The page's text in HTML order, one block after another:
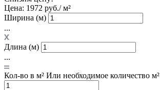
Цена: 1972 руб./ м²
Ширина (м)
...
Длина (м)
...
Кол-во в м² Или необходимое количество м²